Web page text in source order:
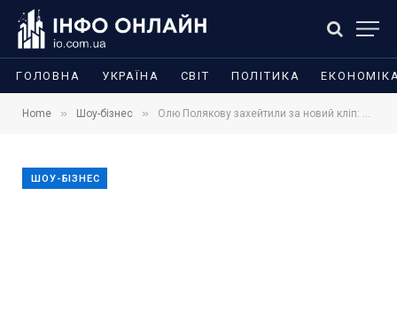
ГОЛОВНА УКРАЇНА СВІТ ПОЛІТИКА
Home » Шоу-бізнес » Олю Полякову захейтили за новий кліп: що не сподобалося українцям
ШОУ-БІЗНЕС